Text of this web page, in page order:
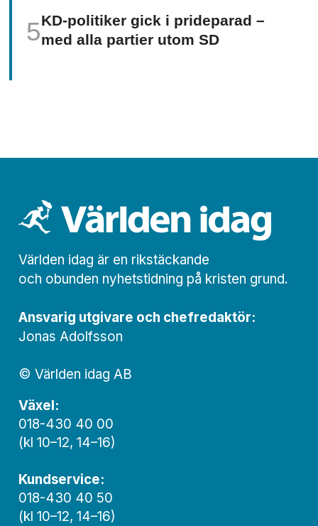
KD-politiker gick i prideparad –
med alla partier utom SD
Världen idag är en rikstäckande
och obunden nyhets­­­tidning på kristen grund.
Ansvarig utgivare och chef­redaktör:
Jonas Adolfsson
© Världen idag AB
Växel:
018-430 40 00
(kl 10–12, 14–16)
Kundservice:
018-430 40 50
(kl 10–12, 14–16)